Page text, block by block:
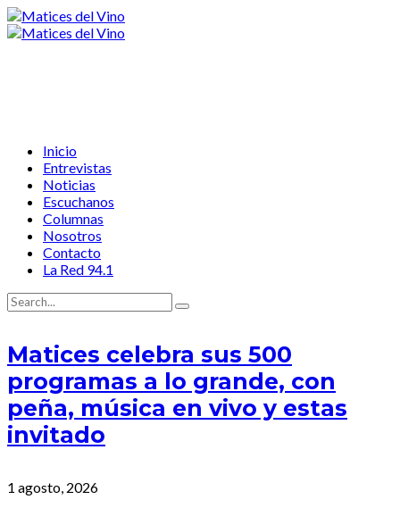
Inicio
Entrevistas
Noticias
Escuchanos
Columnas
Nosotros
Contacto
La Red 94.1
Matices celebra sus 500
programas a lo grande, con
peña, música en vivo y estas
invitado
1 agosto, 2026